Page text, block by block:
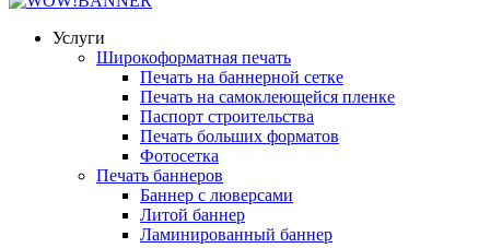
Услуги
Широкоформатная печать
Печать на баннерной сетке
Печать на самоклеющейся пленке
Паспорт строительства
Печать больших форматов
Фотосетка
Печать баннеров
Баннер с люверсами
Литой баннер
Ламинированный баннер